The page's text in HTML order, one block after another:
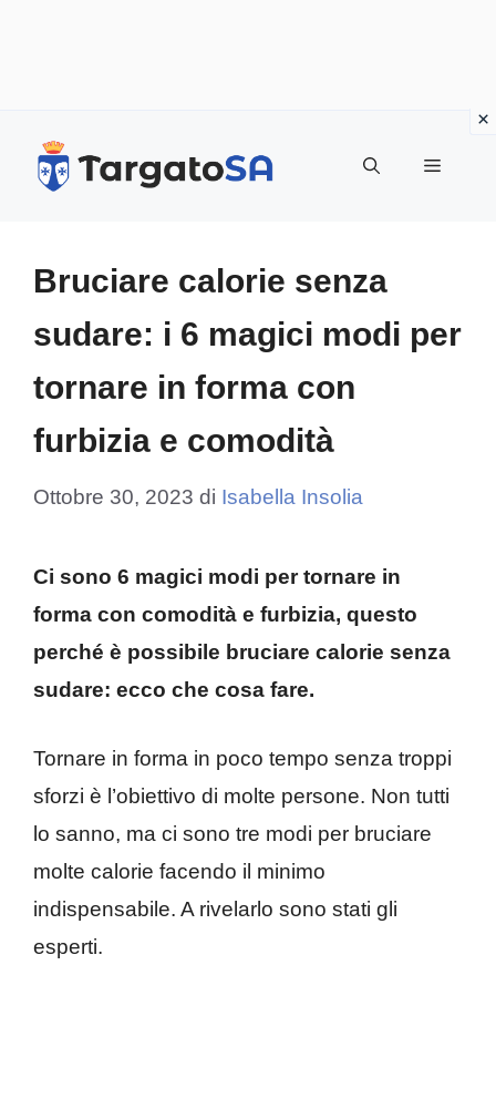
Menu
Bruciare calorie senza
sudare: i 6 magici modi per
tornare in forma con
furbizia e comodità
Ottobre 30, 2023 di Isabella Insolia
Ci sono 6 magici modi per tornare in
forma con comodità e furbizia, questo
perché è possibile bruciare calorie senza
sudare: ecco che cosa fare.
Tornare in forma in poco tempo senza troppi
sforzi è l’obiettivo di molte persone. Non tutti
lo sanno, ma ci sono tre modi per bruciare
molte calorie facendo il minimo
indispensabile. A rivelarlo sono stati gli
esperti.